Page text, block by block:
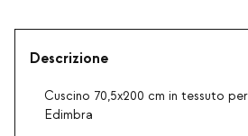
Descrizione
Cuscino 70,5x200 cm in tessuto
Edimbra